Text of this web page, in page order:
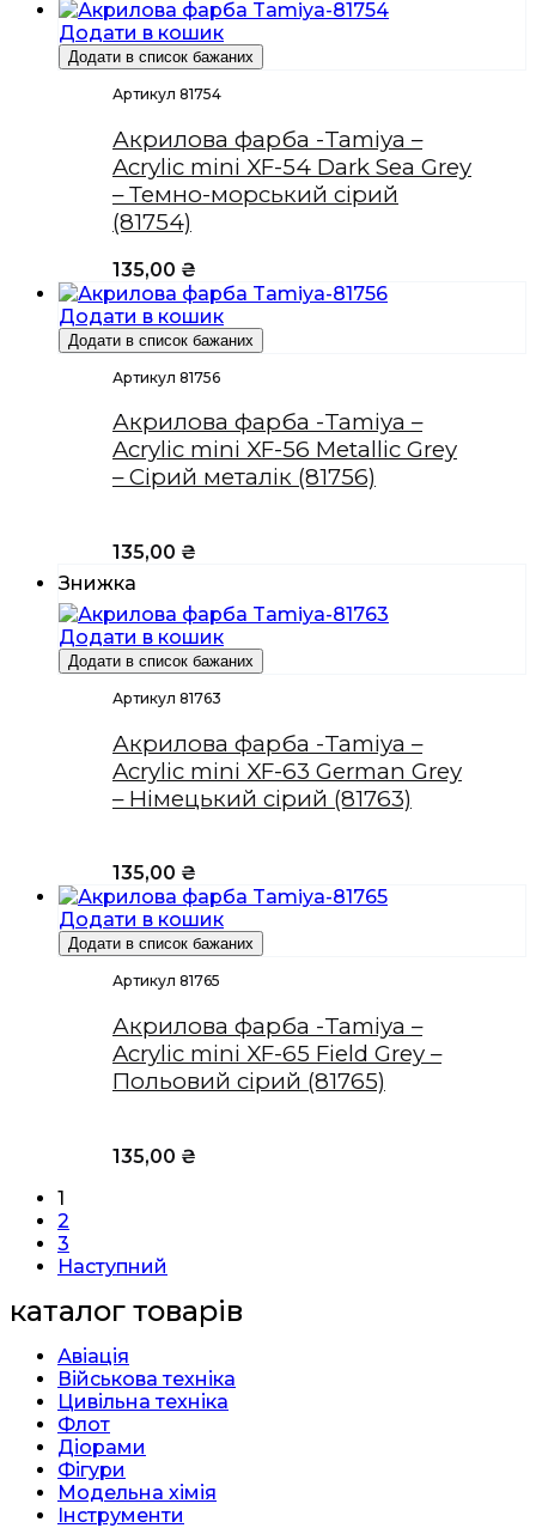
Додати в кошик
Додати в список бажаних
Артикул 81754
Акрилова фарба -Tamiya –
Acrylic mini XF-54 Dark Sea Grey
– Темно-морський сірий
(81754)
135,00 ₴
Додати в кошик
Додати в список бажаних
Артикул 81756
Акрилова фарба -Tamiya –
Acrylic mini XF-56 Metallic Grey
– Сірий металік (81756)
135,00 ₴
Знижка
Додати в кошик
Додати в список бажаних
Артикул 81763
Акрилова фарба -Tamiya –
Acrylic mini XF-63 German Grey
– Німецький сірий (81763)
135,00 ₴
Додати в кошик
Додати в список бажаних
Артикул 81765
Акрилова фарба -Tamiya –
Acrylic mini XF-65 Field Grey –
Польовий сірий (81765)
135,00 ₴
1
2
3
Наступний
каталог товарів
Авіація
Військова техніка
Цивільна техніка
Флот
Діорами
Фігури
Модельна хімія
Інструменти